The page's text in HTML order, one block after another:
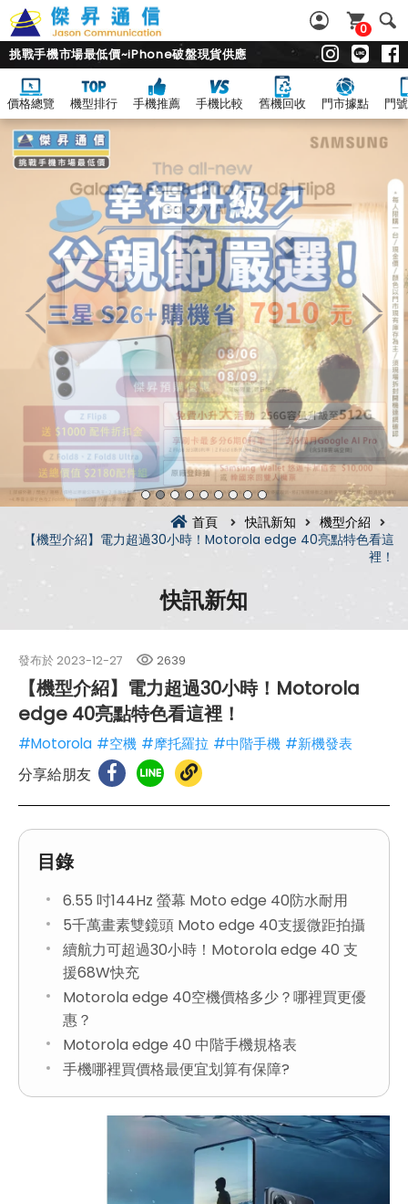
0
挑戰手機市場最低價~iPhone破盤現貨供應
價格總覽 機型排行 手機推薦 手機比較 舊機回收 門市據點 門
首頁 快訊新知
機型介紹
【機型介紹】電力超過30小時！Motorola edge 40亮點特色看這
裡！
快訊新知
發布於 2023-12-27 2639
【機型介紹】電力超過30小時！Motorola
edge 40亮點特色看這裡！
#Motorola #空機 #摩托羅拉 #中階手機 #新機發表
分享給朋友
目錄
6.55 吋144Hz 螢幕 Moto edge 40防水耐用
5千萬畫素雙鏡頭 Moto edge 40支援微距拍攝
續航力可超過30小時！Motorola edge 40 支
援68W快充
Motorola edge 40空機價格多少？哪裡買更優
惠？
Motorola edge 40 中階手機規格表
手機哪裡買價格最便宜划算有保障?